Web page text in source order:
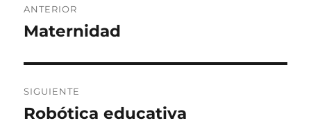
de
ANTERIOR
Entrada
Maternidad
SIGUIENTE
Entrada
Robótica educativa